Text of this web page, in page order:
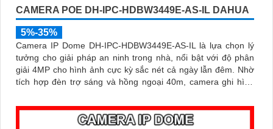
CAMERA POE DH-IPC-HDBW3449E-AS-IL DAHUA
5%-35%
Camera IP Dome DH-IPC-HDBW3449E-AS-IL là lựa chọn lý
tưởng cho giải pháp an ninh trong nhà, nổi bật với độ phân
giải 4MP cho hình ảnh cực kỳ sắc nét cả ngày lẫn đêm. Nhờ
tích hợp đèn trợ sáng và hồng ngoại 40m, camera ghi hình
thu âm nguồn POE, khe cắm thẻ nhớ đến 512GB và công
nghệ AI nhận diện chính xác người và phương tiện